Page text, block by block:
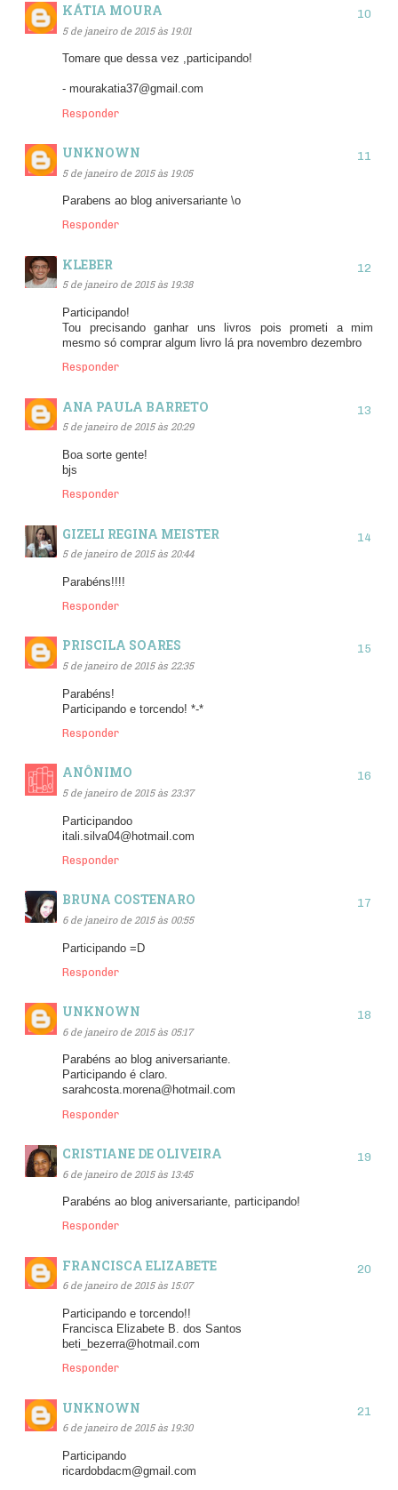
KÁTIA MOURA
5 de janeiro de 2015 às 19:01
Tomare que dessa vez ,participando!
- mourakatia37@gmail.com
Responder
UNKNOWN
5 de janeiro de 2015 às 19:05
Parabens ao blog aniversariante \o
Responder
KLEBER
5 de janeiro de 2015 às 19:38
Participando!
Tou precisando ganhar uns livros pois prometi a mim
mesmo só comprar algum livro lá pra novembro dezembro
Responder
ANA PAULA BARRETO
5 de janeiro de 2015 às 20:29
Boa sorte gente!
bjs
Responder
GIZELI REGINA MEISTER
5 de janeiro de 2015 às 20:44
Parabéns!!!!
Responder
PRISCILA SOARES
5 de janeiro de 2015 às 22:35
Parabéns!
Participando e torcendo! *-*
Responder
ANÔNIMO
5 de janeiro de 2015 às 23:37
Participandoo
itali.silva04@hotmail.com
Responder
BRUNA COSTENARO
6 de janeiro de 2015 às 00:55
Participando =D
Responder
UNKNOWN
6 de janeiro de 2015 às 05:17
Parabéns ao blog aniversariante.
Participando é claro.
sarahcosta.morena@hotmail.com
Responder
CRISTIANE DE OLIVEIRA
6 de janeiro de 2015 às 13:45
Parabéns ao blog aniversariante, participando!
Responder
FRANCISCA ELIZABETE
6 de janeiro de 2015 às 15:07
Participando e torcendo!!
Francisca Elizabete B. dos Santos
beti_bezerra@hotmail.com
Responder
UNKNOWN
6 de janeiro de 2015 às 19:30
Participando
ricardobdacm@gmail.com